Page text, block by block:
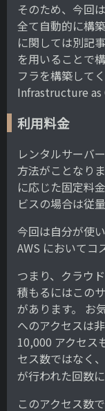
そのため、今回
全て自動的に構
に関しては別記
を用いることで
フラを構築して
Infrastructure as
利用料金
レンタルサーバ
方法がことなり
に応じた固定料
ビスの場合は従
今回は自分が使
AWS においてコ
つまり、クラウ
積もるにはこの
があります。 お
へのアクセスは
10,000 アクセス
セス数ではなく
が行われた回数
このアクセス数